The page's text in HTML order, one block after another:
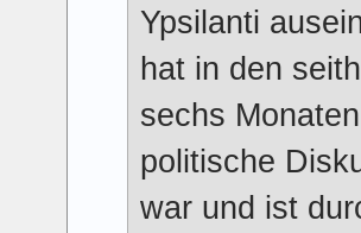
Ypsilanti
hat in den
sechs
politische
war und ist